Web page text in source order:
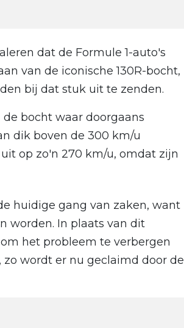
dat de Formule 1-auto's
van de iconische 130R-bocht,
bij dat stuk uit te zenden.
bocht waar doorgaans
dik boven de 300 km/u
op zo'n 270 km/u, omdat zijn
huidige gang van zaken, want
worden. In plaats van dit
het probleem te verbergen
wordt er nu geclaimd door de